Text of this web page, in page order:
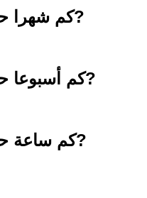
كم شهرا حتى 17 أغسطس 2026?
كم أسبوعا حتى 17 أغسطس 2026?
كم ساعة حتى 17 أغسطس 2026?